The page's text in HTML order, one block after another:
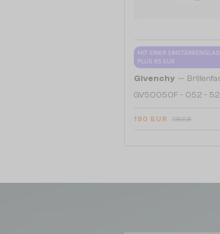
MIT EINER
PLUS 65 EUR
Givenchy —
GV50050F - 052 - 52
190 EUR 238 EUR